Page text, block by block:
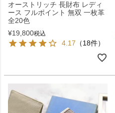
オーストリッチ 長財布 レディ
ース フルポイント 無双 一枚革
全20色
¥19,800税込
4.17 （18件）